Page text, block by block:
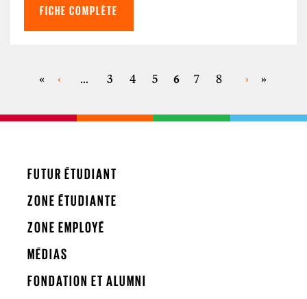
FICHE COMPLÈTE
PAGES
« ‹ … 3 4 5 6 7 8 › »
FUTUR ÉTUDIANT
ZONE ÉTUDIANTE
ZONE EMPLOYÉ
MÉDIAS
FONDATION ET ALUMNI